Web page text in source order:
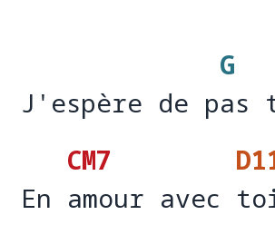
J'espère de p
G
as
J'espère de pas
En
CM7
amour avec
En amour avec